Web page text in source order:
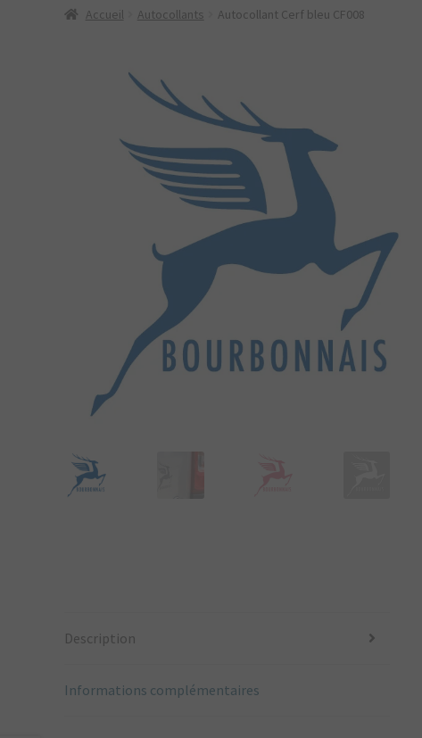
Accueil Autocollants Autocollant Cerf bleu CF008
Description
Informations complémentaires